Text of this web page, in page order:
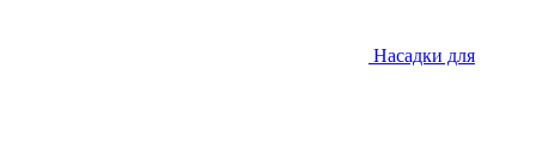
Насадки для